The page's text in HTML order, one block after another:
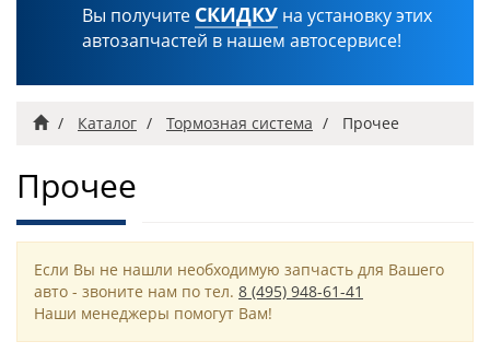
Вы получите СКИДКУ на установку этих
автозапчастей в нашем автосервисе!
ГлавнаяКаталог Тормозная система Прочее
Прочее
Если Вы не нашли необходимую запчасть для Вашего
авто - звоните нам по тел. 8 (495) 948-61-41
Наши менеджеры помогут Вам!